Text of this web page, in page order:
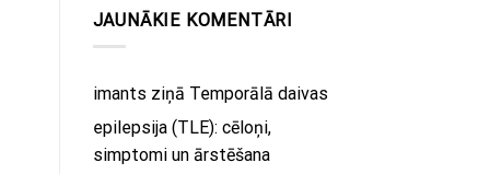
JAUNĀKIE KOMENTĀRI
imants ziņā Temporālā daivas
epilepsija (TLE): cēloņi,
simptomi un ārstēšana